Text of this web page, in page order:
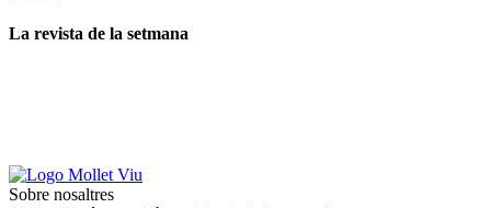
La revista de la setmana
Sobre nosaltres